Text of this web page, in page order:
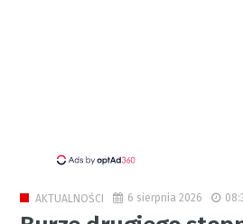
AKTUALNOŚCI 6 sierpnia 2026